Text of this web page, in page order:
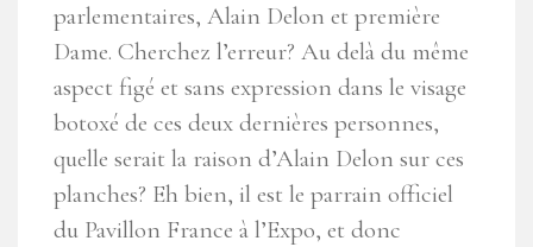
parlementaires, Alain Delon et première
Dame. Cherchez l’erreur? Au delà du même
aspect figé et sans expression dans le visage
botoxé de ces deux dernières personnes,
quelle serait la raison d’Alain Delon sur ces
planches? Eh bien, il est le parrain officiel
du Pavillon France à l’Expo, et donc